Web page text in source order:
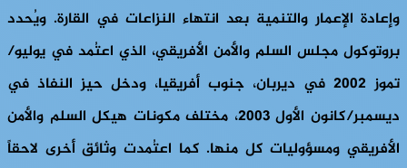
وإعادة الإعمار والتنمية بعد انتهاء النزاعات في القارة. ويُحدد
بروتوكول مجلس السلم والأمن الأفريقي، الذي اعتُمد في يوليو/
تموز 2002 في ديربان، جنوب أفريقيا، ودخل حيز النفاذ في
ديسمبر/كانون الأول 2003، مختلف مكونات هيكل السلم والأمن
الأفريقي ومسؤوليات كل منها. كما اعتُمدت وثائق أخرى لاحقاً